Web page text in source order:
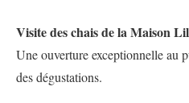
Visite des chais de la Maison
Une ouverture exceptionnelle au
des dégustations.